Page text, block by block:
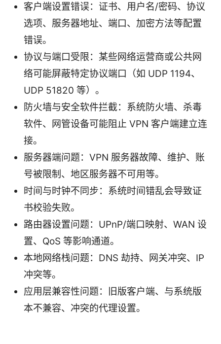
客户端设置错误：证书、用户名/密码、协议
选项、服务器地址、端口、加密方法等配置
错误。
协议与端口受限：某些网络运营商或公共网
络可能屏蔽特定协议端口（如 UDP 1194、
UDP 51820 等）。
防火墙与安全软件拦截：系统防火墙、杀毒
软件、网管设备可能阻止 VPN 客户端建立连
接。
服务器端问题：VPN 服务器故障、维护、账
号被限制、地区服务器不可用等。
时间与时钟不同步：系统时间错乱会导致证
书校验失败。
路由器设置问题：UPnP/端口映射、WAN 设
置、QoS 等影响通道。
本地网络栈问题：DNS 劫持、网关冲突、IP
冲突等。
应用层兼容性问题：旧版客户端、与系统版
本不兼容、冲突的代理设置。